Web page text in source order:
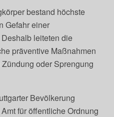
bestand höchste
Gefahr einer
leiteten die
präventive Maßnahmen
oder Sprengung
Bevölkerung
für öffentliche Ordnung